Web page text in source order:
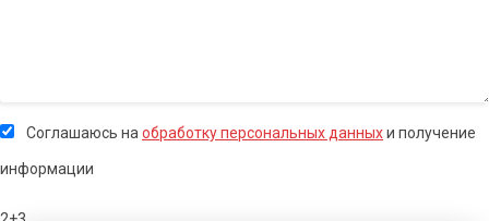
Соглашаюсь на обработку персональных данныхи получение
информации